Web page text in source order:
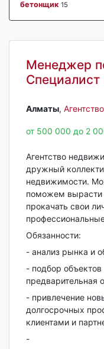
бетонщик 15
Менеджер
Алматы‎,
от 500 000 до 2
Агентство
дружный
недвижимости.
поможем вырасти
прокачать свои
Обязанности:
- анализ рынка и
- подбор
предварительная
- привлечение
долгосрочных
клиентами и
-